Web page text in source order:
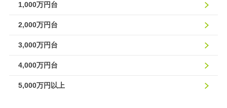
1,000万円台
2,000万円台
3,000万円台
4,000万円台
5,000万円以上